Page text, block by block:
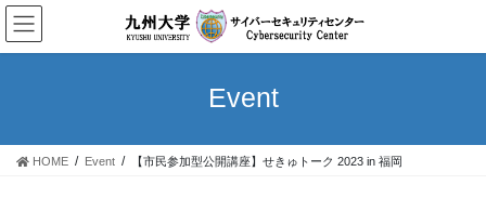
コ
ン
テ
ス
ナ
ビ
ゲ
ン
Event
HOME Event 【市民参加型公開講座】せきゅトーク 2023 in 福岡